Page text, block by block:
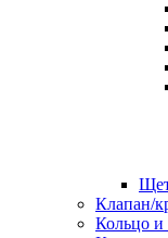
Клапан/
Кольцо и